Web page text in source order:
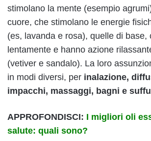
stimolano la mente (esempio
cuore, che stimolano le energie
(es, lavanda e rosa), quelle di base,
lentamente e hanno azione
(vetiver e sandalo). La loro
in modi diversi, per inalazione,
impacchi, massaggi, bagni e
APPROFONDISCI: I migliori oli
salute: quali sono?